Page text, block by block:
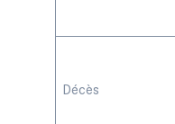
Décès